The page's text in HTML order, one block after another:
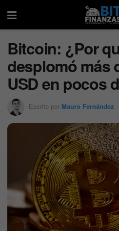
Bitcoin: ¿Por
desplomó más
USD en pocos
Escrito por Mauro Fernández